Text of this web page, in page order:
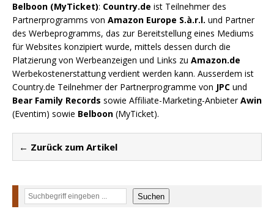
Belboon (MyTicket): Country.de ist Teilnehmer des
Partnerprogramms von Amazon Europe S.à.r.l. und Partner
des Werbeprogramms, das zur Bereitstellung eines Mediums
für Websites konzipiert wurde, mittels dessen durch die
Platzierung von Werbeanzeigen und Links zu Amazon.de
Werbekostenerstattung verdient werden kann. Ausserdem ist
Country.de Teilnehmer der Partnerprogramme von JPC und
Bear Family Records sowie Affiliate-Marketing-AnbieterAwin
(Eventim) sowie Belboon (MyTicket).
← Zurück zum Artikel
Suchen Suchen